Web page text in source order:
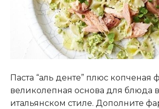
Паста “аль денте” плюс копченая
великолепная основа для блюда в
итальянском стиле. Дополните